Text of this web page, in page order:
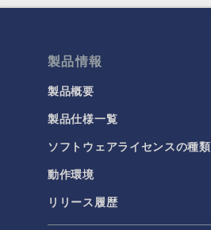
製品情報
製品概要
製品仕様一覧
ソフトウェアライセンスの種類
動作環境
リリース履歴